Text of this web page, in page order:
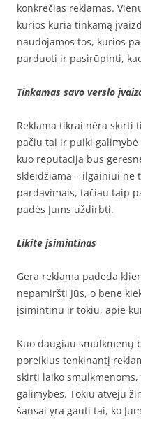
konkrečias reklamas.
kurios kuria tinkamą
naudojamos tos, kurios
parduoti ir pasirūpinti,
Tinkamas savo verslo
Reklama tikrai nėra skirti
pačiu tai ir puiki
kuo reputacija bus
skleidžiama – ilgainiui ne
pardavimais, tačiau taip
padės Jums uždirbti.
Likite įsimintinas
Gera reklama padeda
nepamiršti Jūs, o bene
įsimintinu ir tokiu, apie
Kuo daugiau smulkmenų
poreikius tenkinantį
skirti laiko
galimybes. Tokiu atveju
šansai yra gauti tai, ko